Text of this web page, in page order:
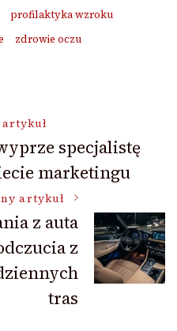
profilaktyka wzroku
zdrowie oczu
specjalistę
marketingu
artykuł
z auta
z
tras